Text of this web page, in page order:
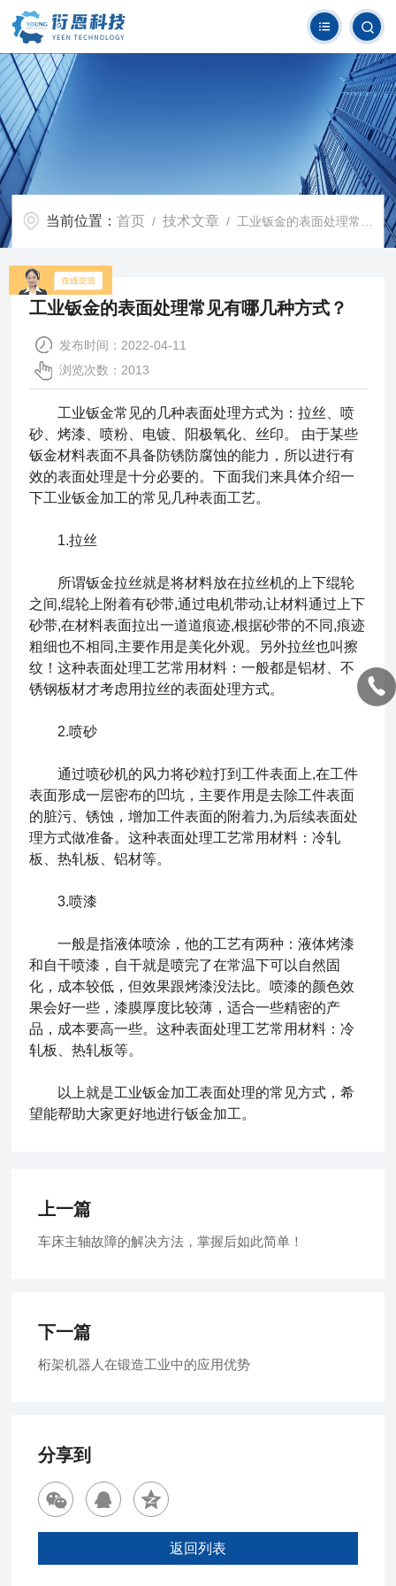
当前位置：首页 /技术文章 / 工业钣金的表面处理常见有哪几种方式？
工业钣金的表面处理常见有哪几种方式？
发布时间：2022-04-11
浏览次数：2013
工业钣金常见的几种表面处理方式为：拉丝、喷
砂、烤漆、喷粉、电镀、阳极氧化、丝印。 由于某些
钣金材料表面不具备防锈防腐蚀的能力，所以进行有
效的表面处理是十分必要的。下面我们来具体介绍一
下工业钣金加工的常见几种表面工艺。
1.拉丝
所谓钣金拉丝就是将材料放在拉丝机的上下绲轮
之间,绲轮上附着有砂带,通过电机带动,让材料通过上下
砂带,在材料表面拉出一道道痕迹,根据砂带的不同,痕迹
粗细也不相同,主要作用是美化外观。另外拉丝也叫擦
纹！这种表面处理工艺常用材料：一般都是铝材、不
锈钢板材才考虑用拉丝的表面处理方式。
2.喷砂
通过喷砂机的风力将砂粒打到工件表面上,在工件
表面形成一层密布的凹坑，主要作用是去除工件表面
的脏污、锈蚀，增加工件表面的附着力,为后续表面处
理方式做准备。这种表面处理工艺常用材料：冷轧
板、热轧板、铝材等。
3.喷漆
一般是指液体喷涂，他的工艺有两种：液体烤漆
和自干喷漆，自干就是喷完了在常温下可以自然固
化，成本较低，但效果跟烤漆没法比。喷漆的颜色效
果会好一些，漆膜厚度比较薄，适合一些精密的产
品，成本要高一些。这种表面处理工艺常用材料：冷
轧板、热轧板等。
以上就是工业钣金加工表面处理的常见方式，希
望能帮助大家更好地进行钣金加工。
上一篇
车床主轴故障的解决方法，掌握后如此简单！
下一篇
桁架机器人在锻造工业中的应用优势
分享到
返回列表